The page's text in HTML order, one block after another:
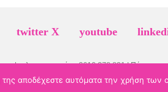
twitter X youtube
| τηλ. επικοινωνίας:2610 278 831| Πάτρα
Προσωπικών Δεδομένων
της αποδέχεστε αυτόματα την χρήση των